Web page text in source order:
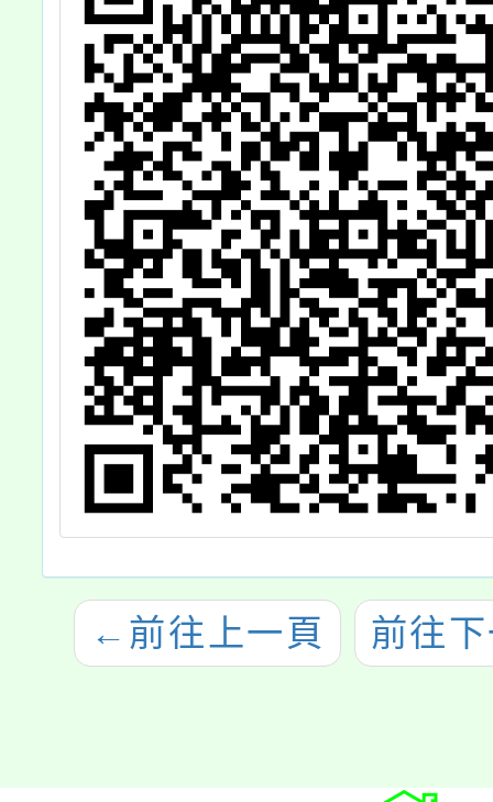
← 前往上一頁 前往